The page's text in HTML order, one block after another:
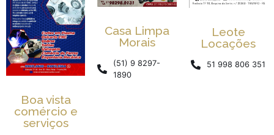
Boa vista
comércio e
serviços
Casa Limpa
Morais
(51) 9 8297-
1890
Leote
Locações
51 998 806 351